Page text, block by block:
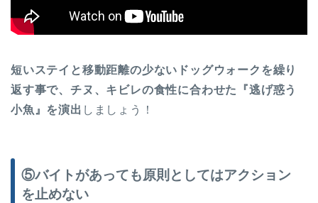
短いステイと移動距離の少ないドッグウォークを繰り
返す事で、チヌ、キビレの食性に合わせた『逃げ惑う
小魚』を演出 しましょう！
⑤バイトがあっても原則としてはアクション
を止めない